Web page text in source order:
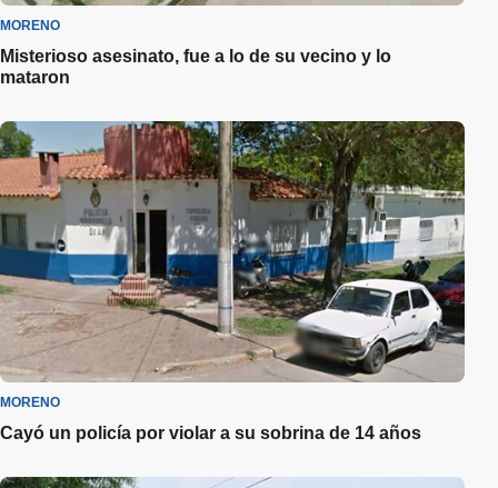
MORENO
Misterioso asesinato, fue a lo de su vecino y lo
mataron
MORENO
Cayó un policía por violar a su sobrina de 14 años